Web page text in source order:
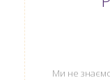
Ми не